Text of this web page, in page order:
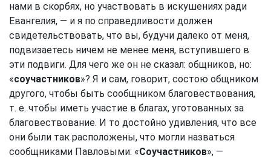
нами в скорбях, но участвовать в искушениях ради
Евангелия, — и я по справедливости должен
свидетельствовать, что вы, будучи далеко от меня,
подвизаетесь ничем не менее меня, вступившего в
эти подвиги. Для чего же он не сказал: общников, но:
«соучастников»? Я и сам, говорит, состою общником
другого, чтобы быть сообщником благовествования,
т. е. чтобы иметь участие в благах, уготованных за
благовествование. И то достойно удивления, что все
они были так расположены, что могли назваться
сообщниками Павловыми: «Соучастников», —